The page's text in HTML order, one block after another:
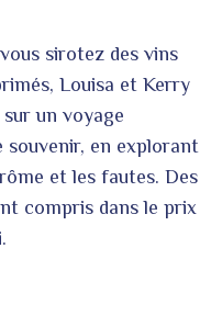
sirotez des vins
Louisa et Kerry
un voyage
souvenir, en explorant
et les fautes. Des
compris dans le prix